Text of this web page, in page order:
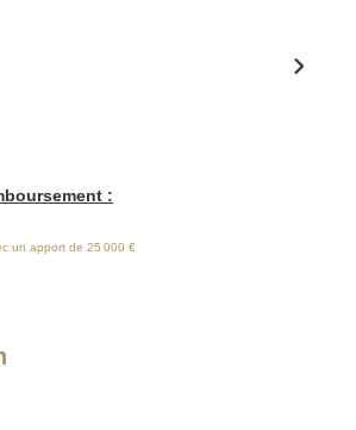
CLIENTS CERTIFIÉS
:
un apport de 25 000 €